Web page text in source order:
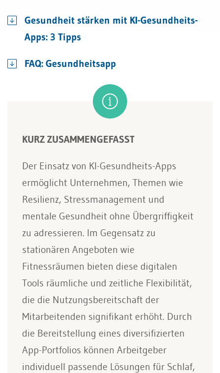
Gesundheit stärken mit KI-Gesundheits-
Apps: 3 Tipps
FAQ: Gesundheitsapp
KURZ ZUSAMMENGEFASST
Der Einsatz von KI-Gesundheits-Apps
ermöglicht Unternehmen, Themen wie
Resilienz, Stressmanagement und
mentale Gesundheit ohne Übergriffigkeit
zu adressieren. Im Gegensatz zu
stationären Angeboten wie
Fitnessräumen bieten diese digitalen
Tools räumliche und zeitliche Flexibilität,
die die Nutzungsbereitschaft der
Mitarbeitenden signifikant erhöht. Durch
die Bereitstellung eines diversifizierten
App-Portfolios können Arbeitgeber
individuell passende Lösungen für Schlaf,